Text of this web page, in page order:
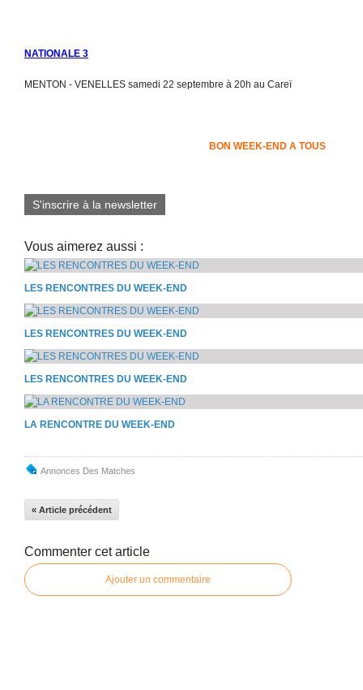
NATIONALE 3
MENTON - VENELLES samedi 22 septembre à 20h au Careï
BON WEEK-END A TOUS
S'inscrire à la newsletter
Vous aimerez aussi :
LES RENCONTRES DU WEEK-END
LES RENCONTRES DU WEEK-END
LES RENCONTRES DU WEEK-END
LA RENCONTRE DU WEEK-END
Annonces Des Matches
« Article précédent
Commenter cet article
Ajouter un commentaire